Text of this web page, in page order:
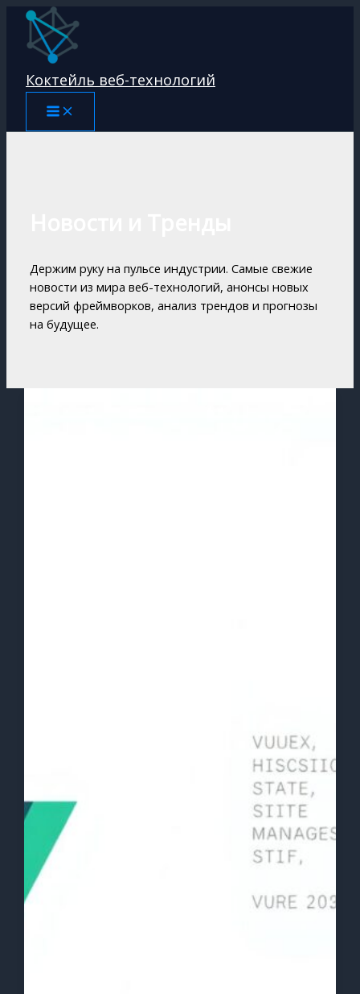
Перейти
содержимому
Коктейль веб-технологий
Держим руку на пульсе индустрии. Самые свежие
новости из мира веб-технологий, анонсы новых
версий фреймворков, анализ трендов и прогнозы
на будущее.